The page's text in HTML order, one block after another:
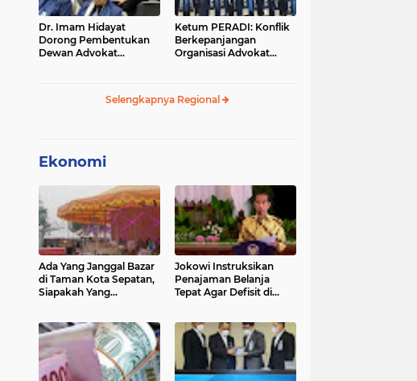
Dr. Imam Hidayat
Dorong Pembentukan
Dewan Advokat
Ketum PERADI: Konflik
Berkepanjangan
Organisasi Advokat
Selengkapnya Regional
Ekonomi
Ada Yang Janggal Bazar
di Taman Kota Sepatan,
Siapakah Yang
Jokowi Instruksikan
Penajaman Belanja
Tepat Agar Defisit di